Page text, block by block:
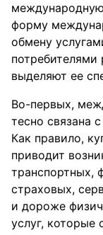
форму
обмену
потребителями
выделяют ее
Во-первых,
тесно связана
Как правило,
приводит
транспортных,
страховых,
и дороже
услуг, которые